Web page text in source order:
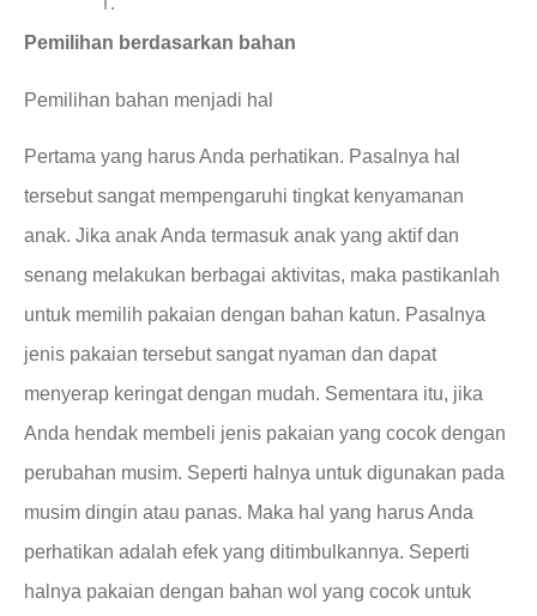
Pemilihan berdasarkan bahan
Pemilihan bahan menjadi hal
Pertama yang harus Anda perhatikan. Pasalnya hal
tersebut sangat mempengaruhi tingkat kenyamanan
anak. Jika anak Anda termasuk anak yang aktif dan
senang melakukan berbagai aktivitas, maka pastikanlah
untuk memilih pakaian dengan bahan katun. Pasalnya
jenis pakaian tersebut sangat nyaman dan dapat
menyerap keringat dengan mudah. Sementara itu, jika
Anda hendak membeli jenis pakaian yang cocok dengan
perubahan musim. Seperti halnya untuk digunakan pada
musim dingin atau panas. Maka hal yang harus Anda
perhatikan adalah efek yang ditimbulkannya. Seperti
halnya pakaian dengan bahan wol yang cocok untuk